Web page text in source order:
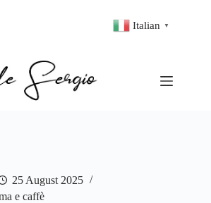
Italian ▼
25 August 2025
e caffè